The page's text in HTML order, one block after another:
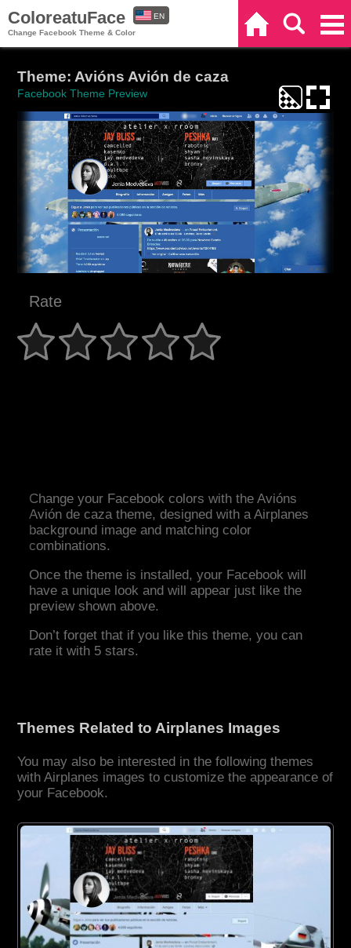
ColoreatuFace
Change Facebook Theme & Color
EN
Theme: Avións Avión de caza
Facebook Theme Preview
Rate
Change your Facebook colors with the Avións
Avión de caza theme, designed with a Airplanes
background image and matching color
combinations.
Once the theme is installed, your Facebook will
have a unique look and will appear just like the
preview shown above.
Don’t forget that if you like this theme, you can
rate it with 5 stars.
Themes Related to Airplanes Images
You may also be interested in the following themes
with Airplanes images to customize the appearance of
your Facebook.